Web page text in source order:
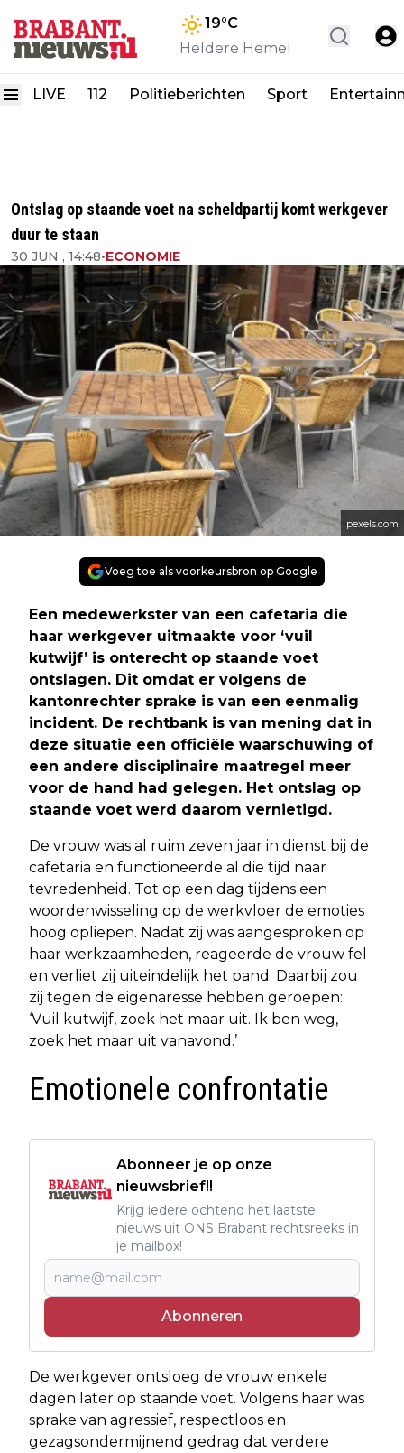
19°C
Heldere Hemel
LIVE 112 Politieberichten Sport
Ontslag op staande voet na scheldpartij komt werkgever
duur te staan
30 JUN , 14:48•ECONOMIE
pexels.com
Voeg toe als voorkeursbron op Google
Een medewerkster van een cafetaria die
haar werkgever uitmaakte voor ‘vuil
kutwijf’ is onterecht op staande voet
ontslagen. Dit omdat er volgens de
kantonrechter sprake is van een eenmalig
incident. De rechtbank is van mening dat in
deze situatie een officiële waarschuwing of
een andere disciplinaire maatregel meer
voor de hand had gelegen. Het ontslag op
staande voet werd daarom vernietigd.
De vrouw was al ruim zeven jaar in dienst bij de
cafetaria en functioneerde al die tijd naar
tevredenheid. Tot op een dag tijdens een
woordenwisseling op de werkvloer de emoties
hoog opliepen. Nadat zij was aangesproken op
haar werkzaamheden, reageerde de vrouw fel
en verliet zij uiteindelijk het pand. Daarbij zou
zij tegen de eigenaresse hebben geroepen:
‘Vuil kutwijf, zoek het maar uit. Ik ben weg,
zoek het maar uit vanavond.’
Emotionele confrontatie
Abonneer je op onze
nieuwsbrief!!
Krijg iedere ochtend het laatste
nieuws uit ONS Brabant rechtsreeks in
je mailbox!
Abonneren
De werkgever ontsloeg de vrouw enkele
dagen later op staande voet. Volgens haar was
sprake van agressief, respectloos en
gezagsondermijnend gedrag dat verdere